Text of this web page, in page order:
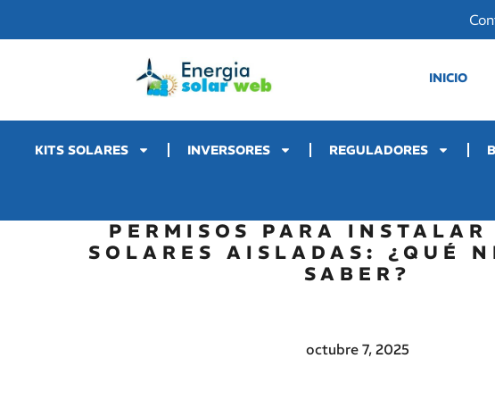
INICIO
KITS SOLARES INVERSORES REGULADORES
PERMISOS PARA INSTALAR
SOLARES AISLADAS: ¿QUÉ
SABER?
octubre 7, 2025